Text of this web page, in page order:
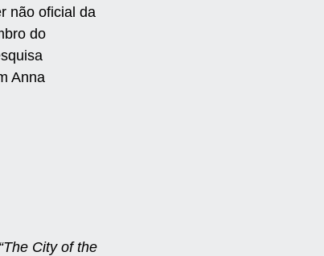
não oficial da
do
Anna
City of the